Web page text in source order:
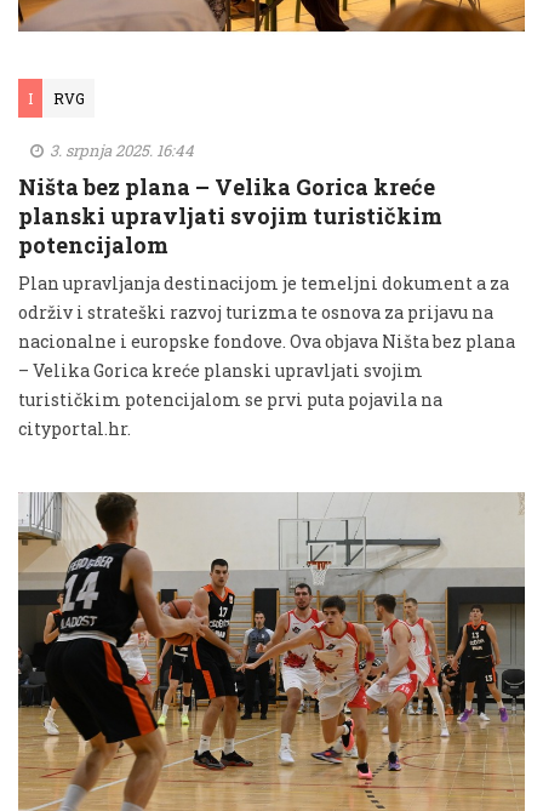
I RVG
3. srpnja 2025. 16:44
Ništa bez plana – Velika Gorica kreće
planski upravljati svojim turističkim
potencijalom
Plan upravljanja destinacijom je temeljni dokument a za
održiv i strateški razvoj turizma te osnova za prijavu na
nacionalne i europske fondove. Ova objava Ništa bez plana
– Velika Gorica kreće planski upravljati svojim
turističkim potencijalom se prvi puta pojavila na
cityportal.hr.